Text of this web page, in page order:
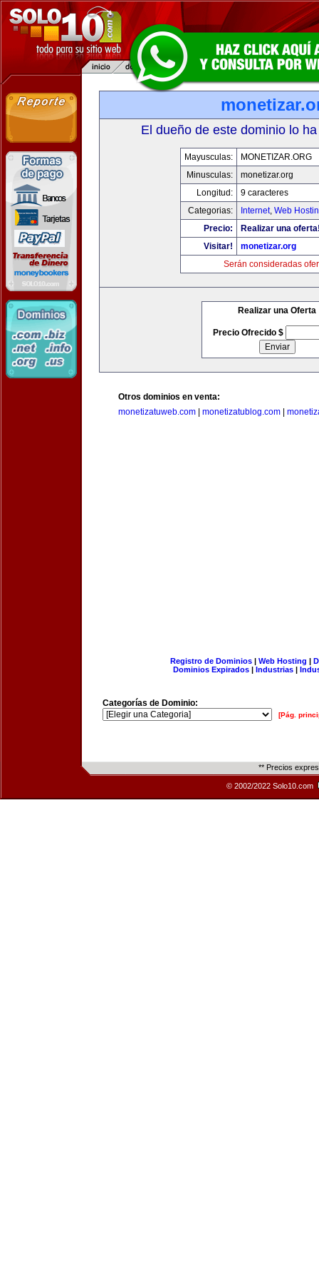
El dueño de este dominio lo
Mayusculas:
MONETIZAR.ORG
Minusculas:
monetizar.org
Longitud:
9 caracteres
Categorias:
Internet, Web
Precio:
Realizar una
Visitar!
monetizar.org
Serán consideradas
Realizar una Oferta
Precio Ofrecido $
Otros dominios en venta:
monetizatuweb.com
monetizatublog.com
Registro de Dominios| Web Hosting |
Dominios Expirados | Industrias |
Categorías de Dominio:
[Pág.
** Precios
© 2002/2022 Solo10.com